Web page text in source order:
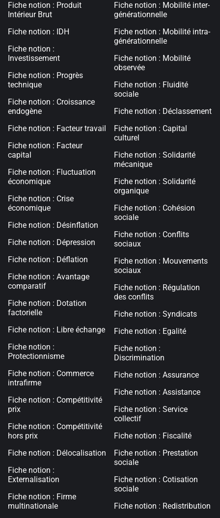
Fiche notion : Produit
Intérieur Brut
Fiche notion : IDH
Fiche notion :
Investissement
Fiche notion : Progrès
technique
Fiche notion : Croissance
endogène
Fiche notion : Facteur travail
Fiche notion : Facteur
capital
Fiche notion : Fluctuation
économique
Fiche notion : Crise
économique
Fiche notion : Désinflation
Fiche notion : Dépression
Fiche notion : Déflation
Fiche notion : Avantage
comparatif
Fiche notion : Dotation
factorielle
Fiche notion : Libre échange
Fiche notion :
Protectionnisme
Fiche notion : Commerce
intrafirme
Fiche notion : Compétitivité
prix
Fiche notion : Compétitivité
hors prix
Fiche notion : Délocalisation
Fiche notion :
Externalisation
Fiche notion : Firme
multinationale
Fiche notion : Mobilité inter-
générationnelle
Fiche notion : Mobilité intra-
générationnelle
Fiche notion : Mobilité
observée
Fiche notion : Fluidité
sociale
Fiche notion : Déclassement
Fiche notion : Capital
culturel
Fiche notion : Solidarité
mécanique
Fiche notion : Solidarité
organique
Fiche notion : Cohésion
sociale
Fiche notion : Conflits
sociaux
Fiche notion : Mouvements
sociaux
Fiche notion : Régulation
des conflits
Fiche notion : Syndicats
Fiche notion : Egalité
Fiche notion :
Discrimination
Fiche notion : Assurance
Fiche notion : Assistance
Fiche notion : Service
collectif
Fiche notion : Fiscalité
Fiche notion : Prestation
sociale
Fiche notion : Cotisation
sociale
Fiche notion : Redistribution